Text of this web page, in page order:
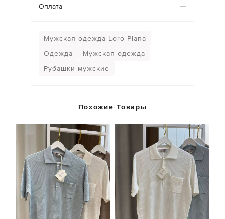
Оплата
Мужская одежда Loro Piana
Одежда
Мужская одежда
Рубашки мужские
Похожие Товары